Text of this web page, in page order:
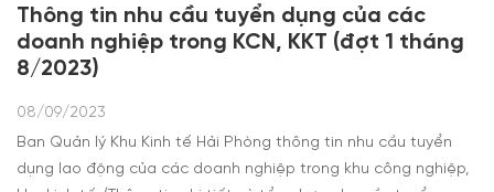
Thông tin nhu cầu tuyển dụng của các
doanh nghiệp trong KCN, KKT (đợt 1 tháng
8/2023)
08/09/2023
Ban Quản lý Khu Kinh tế Hải Phòng thông tin nhu cầu tuyển
dụng lao động của các doanh nghiệp trong khu công nghiệp,